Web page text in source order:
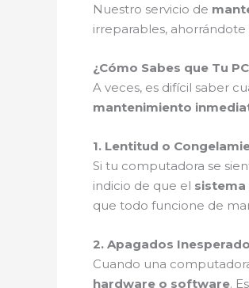
Nuestro servicio de
irreparables,
¿Cómo Sabes que Tu
A veces, es difícil saber
mantenimiento
1. Lentitud o
Si tu computadora se
indicio de que el
que todo funcione de
2. Apagados
Cuando una
hardware o software.